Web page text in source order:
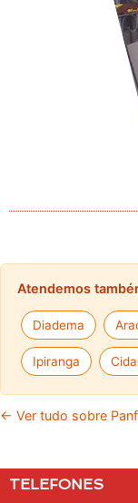
Atendemos
Diadema
Ipiranga
← Ver tudo sobre
TELEFONES